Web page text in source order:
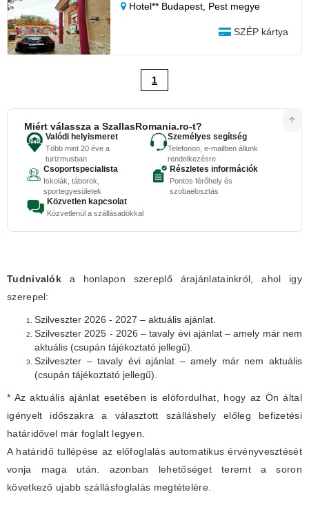
Hotel** Budapest, Pest megye
SZÉP kártya
1
Miért válassza a SzallasRomania.ro-t?
Valódi helyismeret
Több mint 20 éve a
turizmusban
Személyes segítség
Telefonon, e-mailben állunk
rendelkezésre
Csoportspecialista
Iskolák, táborok,
sportegyesületek
Részletes információk
Pontos férőhely és
szobaelosztás
Közvetlen kapcsolat
Közvetlenül a szállásadókkal
Tudnivalók a honlapon szereplő árajánlatainkról, ahol igy
szerepel:
Szilveszter 2026 - 2027 – aktuális ajánlat.
Szilveszter 2025 - 2026 – tavaly évi ajánlat – amely már nem
aktuális (csupán tájékoztató jellegű).
Szilveszter – tavaly évi ajánlat – amely már nem aktuális
(csupán tájékoztató jellegű).
* Az aktuális ajánlat esetében is elöfordulhat, hogy az Ön által
igényelt időszakra a választott szálláshely előleg befizetési
határidővel már foglalt legyen.
A határidő tullépése az előfoglalás automatikus érvényvesztését
vonja maga után. azonban lehetőséget teremt a soron
következő ujabb szállásfoglalás megtételére.